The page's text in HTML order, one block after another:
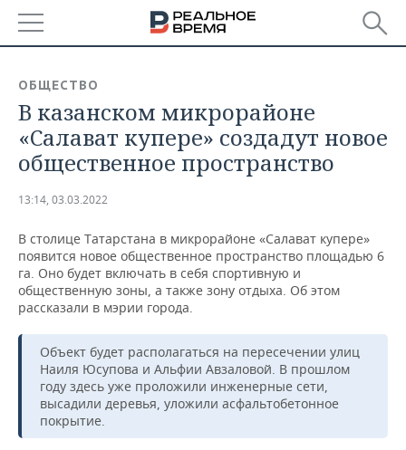
БАШКОРТОСТАН
ТАТАРСТАН
НОВОСТИ
АНАЛИТИКА
ДЕКЛАРАЦИИ О ДОХОДАХ
КОРОЛИ ГОСЗАКАЗА ПФО
ВУЗЫ ТАТАРСТАНА
КОМУ ПРИНАДЛЕЖАТ
ТОРГОВЫЕ ЦЕНТРЫ
ТАТАРСТАНА
НОВОСТИ ЭКОНОМИКИ
ФИНАНСЫ
БАНКИ
БЮДЖЕТ
ИНВЕСТИЦИИ
ПРОМЫШЛЕННОСТЬ
НОВОСТИ
ПРОМЫШЛЕННОСТИ
МАШИНОСТРОЕНИЕ
НЕФТЕХИМИЯ
НЕДВИЖИМОСТЬ
НОВОСТИ НЕДВИЖИМОСТИ
АВТО
НОВОСТИ АВТО
БИЗНЕС
НОВОСТИ БИЗНЕСА
РОЗНИЧНАЯ ТОРГОВЛЯ
ТЕХНОЛОГИИ
НОВОСТИ ТЕХНОЛОГИЙ
МЕРОПРИЯТИЯ
ОБЩЕСТВО
В казанском микрорайоне
«Салават купере» создадут новое
общественное пространство
13:14, 03.03.2022
В столице Татарстана в микрорайоне «Салават купере»
появится новое общественное пространство площадью 6
га. Оно будет включать в себя спортивную и
общественную зоны, а также зону отдыха. Об этом
рассказали в мэрии города.
Объект будет располагаться на пересечении улиц
Наиля Юсупова и Альфии Авзаловой. В прошлом
году здесь уже проложили инженерные сети,
высадили деревья, уложили асфальтобетонное
покрытие.